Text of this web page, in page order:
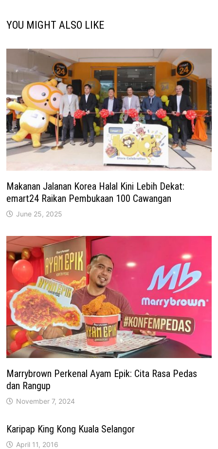
YOU MIGHT ALSO LIKE
Makanan Jalanan Korea Halal Kini Lebih Dekat:
emart24 Raikan Pembukaan 100 Cawangan
June 25, 2025
Marrybrown Perkenal Ayam Epik: Cita Rasa Pedas
dan Rangup
November 7, 2024
Karipap King Kong Kuala Selangor
April 11, 2016